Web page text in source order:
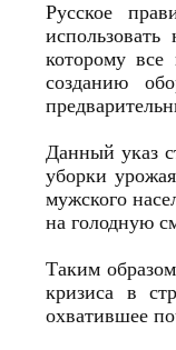
Русское
которому
созданию
Данный указ
уборки
мужского
на голодную
Таким
кризиса в
охватившее